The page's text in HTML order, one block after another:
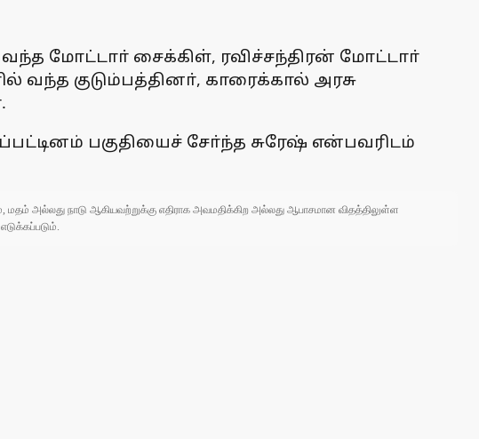
மோட்டாா் சைக்கிள், ரவிச்சந்திரன் மோட்டாா்
வந்த குடும்பத்தினா், காரைக்கால் அரசு
பகுதியைச் சோ்ந்த சுரேஷ் என்பவரிடம்
மதம் அல்லது நாடு ஆகியவற்றுக்கு எதிராக அவமதிக்கிற அல்லது ஆபாசமான விதத்திலுள்ள